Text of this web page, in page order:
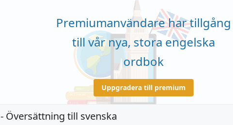
Premiumanvändare har tillgång
till vår nya, stora engelska
ordbok
Uppgradera till premium
- Översättning till svenska